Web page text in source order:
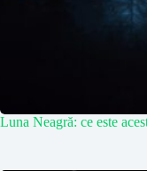
Luna Neagră: ce este